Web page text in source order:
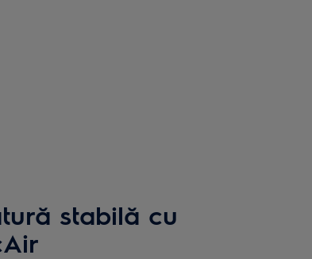
stabilă cu